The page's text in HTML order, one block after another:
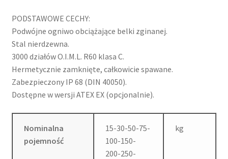
PODSTAWOWE CECHY:
Podwójne ogniwo obciążające belki zginanej.
Stal nierdzewna.
3000 działów O.I.M.L. R60 klasa C.
Hermetycznie zamknięte, całkowicie spawane.
Zabezpieczony IP 68 (DIN 40050).
Dostępne w wersji ATEX EX (opcjonalnie).
Nominalna
pojemność
15-30-50-75-
100-150-
200-250-
kg